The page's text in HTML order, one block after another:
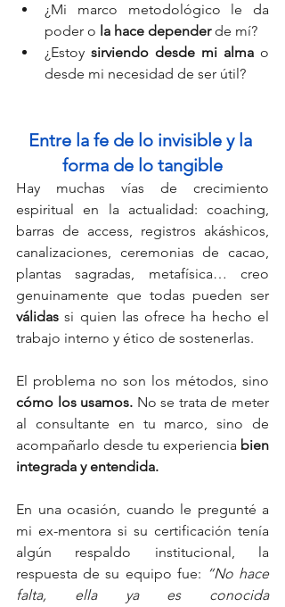
¿Mi marco metodológico le da
poder o la hace depender de mí?
¿Estoy sirviendo desde mi alma o
desde mi necesidad de ser útil?
Entre la fe de lo invisible y la
forma de lo tangible
Hay muchas vías de crecimiento
espiritual en la actualidad: coaching,
barras de access, registros akáshicos,
canalizaciones, ceremonias de cacao,
plantas sagradas, metafísica… creo
válidas si quien las ofrece ha hecho el
trabajo interno y ético de sostenerlas.
cómo los usamos. No se trata de meter
al consultante en tu marco, sino de
acompañarlo desde tu experiencia bien
integrada y entendida.
En una ocasión, cuando le pregunté a
mi ex-mentora si su certificación tenía
algún respaldo institucional, la
respuesta de su equipo fue: “No hace
falta, ella ya es conocida